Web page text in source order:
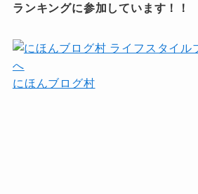
ランキングに参加しています！！
にほんブログ村